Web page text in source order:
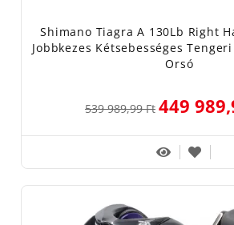
Shimano Tiagra A 130Lb Right
Jobbkezes Kétsebességes
Orsó
539 989,99 Ft 449